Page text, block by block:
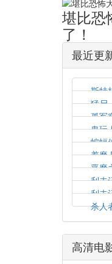
堪比恐
了！
最近更
斯特
猛尸
孤军
鬼玩
蝙蝠
着魔
恶魔
利未
利未
杀人
高清电